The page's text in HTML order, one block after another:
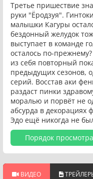
Третье пришествие
руки "Ёродзуя".
малышки Кагуры
бездонный желудок
выступает в команде
осталось по-
из себя повторный
предыдущих сезонов,
серий. Восстав аки
раздаст пинки
моралью и порвёт не
абсурда в декорациях
Эдо ещё никогда не
Порядок просмотра
ВИДЕО